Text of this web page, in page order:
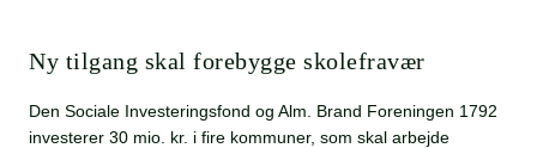
Ny tilgang skal forebygge skolefravær
Den Sociale Investeringsfond og Alm. Brand Foreningen 1792
investerer 30 mio. kr. i fire kommuner, som skal arbejde